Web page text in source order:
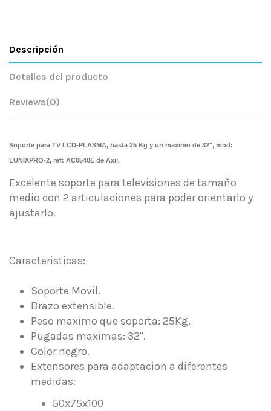
Descripción
Detalles del producto
Reviews(0)
Soporte para TV LCD-PLASMA, hasta 25 Kg y un maximo de 32", mod:
LUNIXPRO-2, ref: AC0540E de Axil.
Excelente soporte para televisiones de tamaño
medio con 2 articulaciones para poder orientarlo y
ajustarlo.
Caracteristicas:
Soporte Movil.
Brazo extensible.
Peso maximo que soporta: 25Kg.
Pugadas maximas: 32".
Color negro.
Extensores para adaptacion a diferentes
medidas:
50x75x100